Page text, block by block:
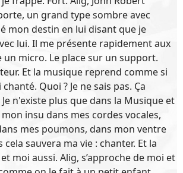
un grand type sombre avec
mon destin en lui disant que je
lui. Il me présente rapidement aux
micro. Le place sur un support.
Et la musique reprend comme si
Quoi ? Je ne sais pas. Ça
n'existe plus que dans la Musique et
insu dans mes cordes vocales,
mes poumons, dans mon ventre
cela sauvera ma vie : chanter. Et la
moi aussi. Alig, s’approche de moi et